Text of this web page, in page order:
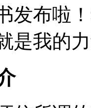
发布啦
是我的